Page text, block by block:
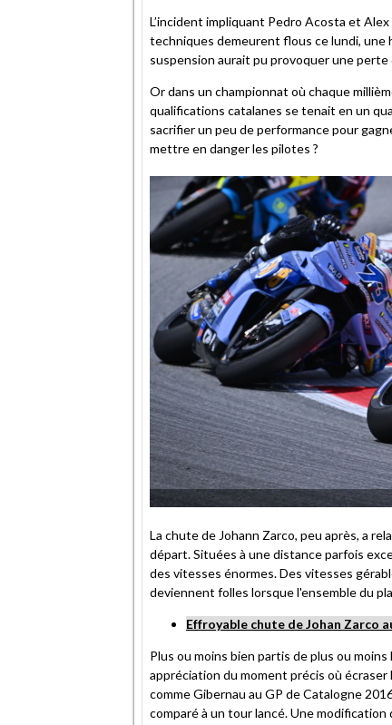
L’incident impliquant Pedro Acosta et
techniques demeurent flous ce lundi, une
suspension aurait pu provoquer une
Or dans un championnat où chaque
qualifications catalanes se tenait en un
sacrifier un peu de performance pour
mettre en danger les pilotes ?
La chute de Johann Zarco, peu après, a
départ. Situées à une distance parfois
des vitesses énormes. Des vitesses
deviennent folles lorsque l'ensemble du
Effroyable chute de Johan Zarco
Plus ou moins bien partis de plus ou
appréciation du moment précis où
comme Gibernau au GP de Catalogne
comparé à un tour lancé. Une